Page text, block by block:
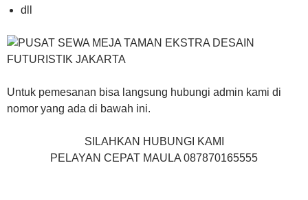
dll
Untuk pemesanan bisa langsung hubungi admin kami di
nomor yang ada di bawah ini.
SILAHKAN HUBUNGI KAMI
PELAYAN CEPAT MAULA 087870165555